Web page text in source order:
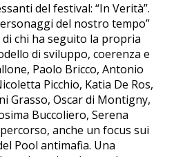
del festival: “In Verità”.
del nostro tempo”
chi ha seguito la propria
di sviluppo, coerenza e
Paolo Bricco, Antonio
Picchio, Katia De Ros,
Grasso, Oscar di Montigny,
Buccoliero, Serena
anche un focus sui
Pool antimafia. Una